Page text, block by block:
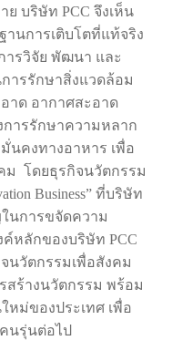
บริษัท PCC จึงเห็น
นการเติบโตที่แท้จริง
รวิจัย พัฒนา และ
ารรักษาสิ่งแวดล้อม
าด อากาศสะอาด
การรักษาความหลาก
นคงทางอาหาร เพื่อ
ม โดยธุรกิจนวัตกรรม
Business” ที่บริษัท
นการขจัดความ
ค์หลักของบริษัท PCC
นวัตกรรมเพื่อสังคม
สร้างนวัตกรรม พร้อม
ม่ของประเทศ เพื่อ
นรุ่นต่อไป